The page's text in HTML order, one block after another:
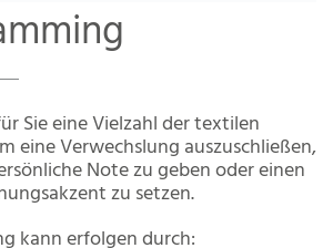
Sie eine Vielzahl der textilen
eine Verwechslung auszuschließen,
Note zu geben oder einen
zu setzen.
kann erfolgen durch: